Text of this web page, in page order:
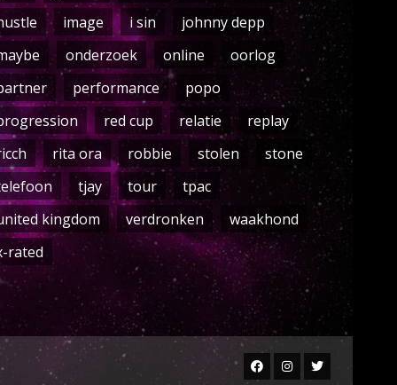
image i sin
johnny depp
onderzoek online
oorlog
performance
popo
red cup relatie
replay
rita ora robbie stolen
stone
tjay tour
tpac
kingdom
verdronken
waakhond
rated
Facebook
Instagram
Twitter